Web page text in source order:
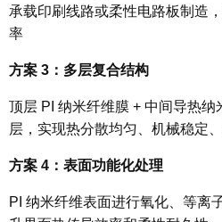
承载印刷线路或柔性电路板制造
率
方案 3：多层复合结构
顶层 PI 纳米纤维膜 + 中间导热纳
层，实现热分散均匀、机械稳定
方案 4：表面功能化处理
PI 纳米纤维表面进行氧化、等离